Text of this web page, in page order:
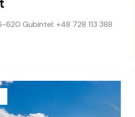
620 Gubintel: +48 728 113 388